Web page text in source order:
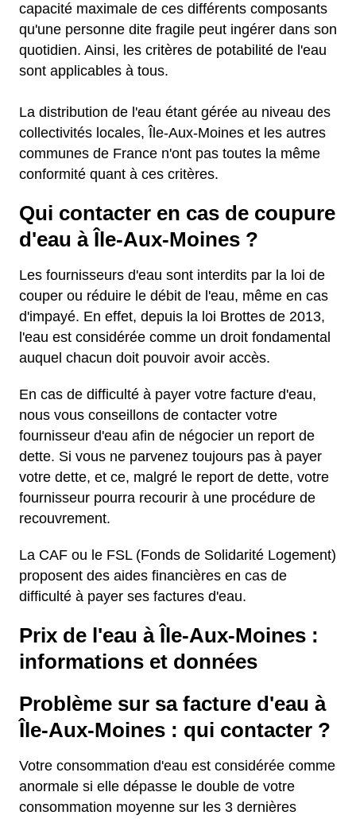
capacité maximale de ces différents composants
qu'une personne dite fragile peut ingérer dans son
quotidien. Ainsi, les critères de potabilité de l'eau
sont applicables à tous.
La distribution de l'eau étant gérée au niveau des
collectivités locales, Île-Aux-Moines et les autres
communes de France n'ont pas toutes la même
conformité quant à ces critères.
Qui contacter en cas de coupure
d'eau à Île-Aux-Moines ?
Les fournisseurs d'eau sont interdits par la loi de
couper ou réduire le débit de l'eau, même en cas
d'impayé. En effet, depuis la loi Brottes de 2013,
l'eau est considérée comme un droit fondamental
auquel chacun doit pouvoir avoir accès.
En cas de difficulté à payer votre facture d'eau,
nous vous conseillons de contacter votre
fournisseur d'eau afin de négocier un report de
dette. Si vous ne parvenez toujours pas à payer
votre dette, et ce, malgré le report de dette, votre
fournisseur pourra recourir à une procédure de
recouvrement.
La CAF ou le FSL (Fonds de Solidarité Logement)
proposent des aides financières en cas de
difficulté à payer ses factures d'eau.
Prix de l'eau à Île-Aux-Moines :
informations et données
Problème sur sa facture d'eau à
Île-Aux-Moines : qui contacter ?
Votre consommation d'eau est considérée comme
anormale si elle dépasse le double de votre
consommation moyenne sur les 3 dernières